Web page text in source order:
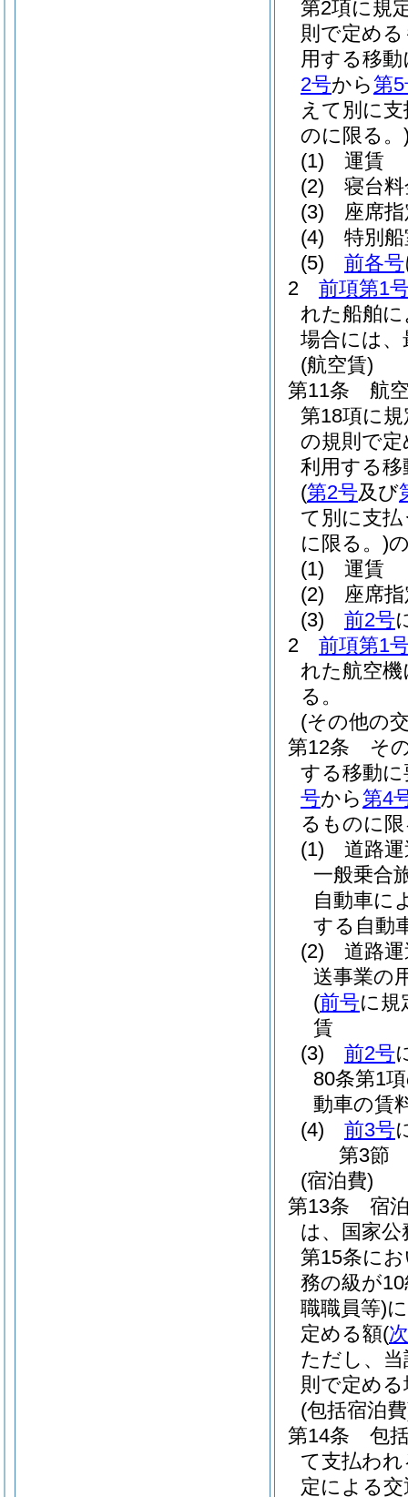
第2項に規
則で定め
用する移
2号から第
えて別に
のに限る。
(1)
運賃
(2)
寝台
(3)
座席
(4)
特別
(5)
前各号
2
前項第1
れた船舶
場合には、
(航空賃)
第11条
航
第18項に
の規則で
利用する
(第2号及び
て別に支
に限る。)
(1)
運賃
(2)
座席
(3)
前2号
2
前項第1
れた航空
る。
(その他の
第12条
そ
する移動
号から第4
るものに
(1)
道路
一般乗合
自動車に
する自動
(2)
道路
送事業の
(前号に規
賃
(3)
前2号
80条第1
動車の賃
(4)
前3号
第3節
(宿泊費)
第13条
宿
は、国家
第15条に
務の級が
職職員等)
定める額(
ただし、
則で定め
(包括宿泊
第14条
包
て支払わ
定による